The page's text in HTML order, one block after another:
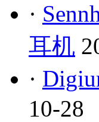
·
耳机
·
10-28